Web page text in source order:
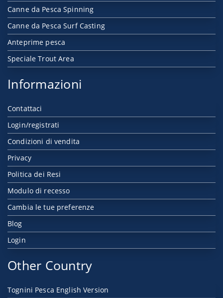
Canne da Pesca Spinning
Canne da Pesca Surf Casting
Anteprime pesca
Speciale Trout Area
Informazioni
Contattaci
Login/registrati
Condizioni di vendita
Privacy
Politica dei Resi
Modulo di recesso
Cambia le tue preferenze
Blog
Login
Other Country
Tognini Pesca English Version